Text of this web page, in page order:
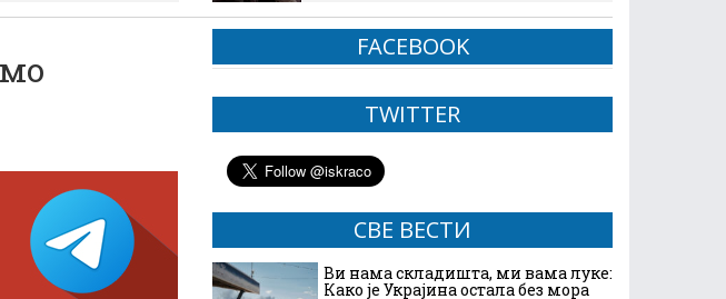
FACEBOOK
TWITTER
СВЕ ВЕСТИ
Ви нама складишта, ми вама луке:
Како је Украјина остала без мора